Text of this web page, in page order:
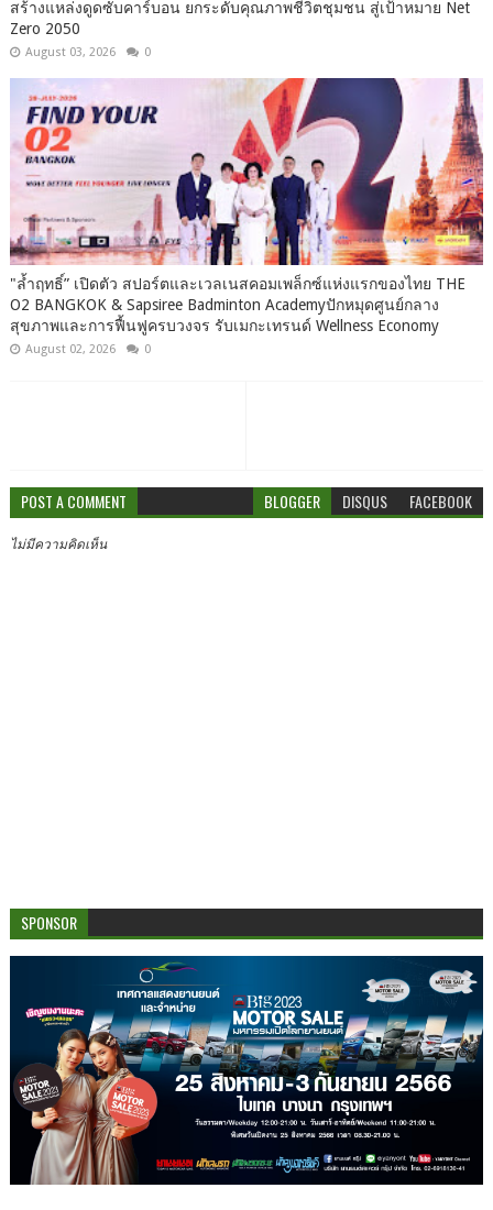
สร้างแหล่งดูดซับคาร์บอน ยกระดับคุณภาพชีวิตชุมชน สู่เป้าหมาย Net
Zero 2050
August 03, 2026 0
"ล้ำฤทธิ์” เปิดตัว สปอร์ตและเวลเนสคอมเพล็กซ์แห่งแรกของไทย THE
O2 BANGKOK & Sapsiree Badminton Academyปักหมุดศูนย์กลาง
สุขภาพและการฟื้นฟูครบวงจร รับเมกะเทรนด์ Wellness Economy
August 02, 2026 0
POST A COMMENT BLOGGER DISQUS FACEBOOK
ไม่มีความคิดเห็น
SPONSOR